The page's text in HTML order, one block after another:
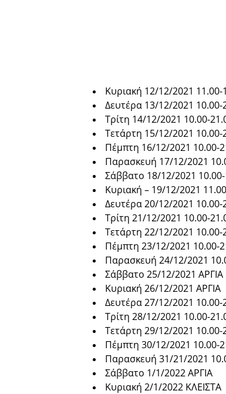
Κυριακή 12/12/2021 11.00-
Δευτέρα 13/12/2021 10.00-
Τρίτη 14/12/2021 10.00-
Τετάρτη 15/12/2021 10.00-
Πέμπτη 16/12/2021 10.00-
Παρασκευή 17/12/2021
Σάββατο 18/12/2021
Κυριακή – 19/12/2021
Δευτέρα 20/12/2021 10.00-
Τρίτη 21/12/2021 10.00-
Τετάρτη 22/12/2021 10.00-
Πέμπτη 23/12/2021 10.00-
Παρασκευή 24/12/2021
Σάββατο 25/12/2021 ΑΡΓΙΑ
Κυριακή 26/12/2021 ΑΡΓΙΑ
Δευτέρα 27/12/2021 10.00-
Τρίτη 28/12/2021 10.00-
Τετάρτη 29/12/2021 10.00-
Πέμπτη 30/12/2021 10.00-
Παρασκευή 31/21/2021
Σάββατο 1/1/2022 ΑΡΓΙΑ
Κυριακή 2/1/2022 ΚΛΕΙΣΤΑ